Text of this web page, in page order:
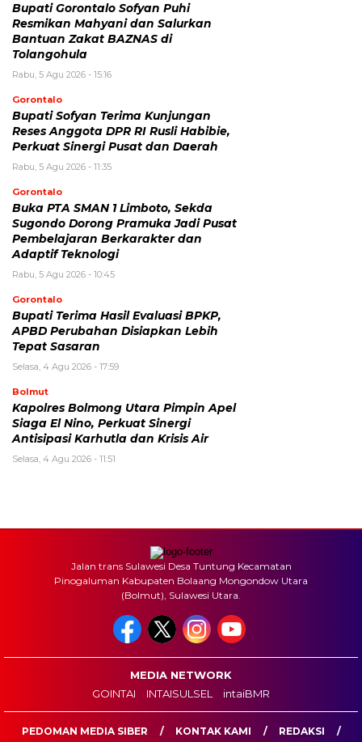
Bupati Gorontalo Sofyan Puhi
Resmikan Mahyani dan Salurkan
Bantuan Zakat BAZNAS di
Tolangohula
Rabu, 5 Agu 2026 - 15:16
Gorontalo
Bupati Sofyan Terima Kunjungan
Reses Anggota DPR RI Rusli Habibie,
Perkuat Sinergi Pusat dan Daerah
Rabu, 5 Agu 2026 - 11:35
Gorontalo
Buka PTA SMAN 1 Limboto, Sekda
Sugondo Dorong Pramuka Jadi Pusat
Pembelajaran Berkarakter dan
Adaptif Teknologi
Rabu, 5 Agu 2026 - 10:45
Gorontalo
Bupati Terima Hasil Evaluasi BPKP,
APBD Perubahan Disiapkan Lebih
Tepat Sasaran
Selasa, 4 Agu 2026 - 17:59
Bolmut
Kapolres Bolmong Utara Pimpin Apel
Siaga El Nino, Perkuat Sinergi
Antisipasi Karhutla dan Krisis Air
Selasa, 4 Agu 2026 - 11:51
Jalan trans Sulawesi Desa Tuntung Kecamatan
Pinogaluman Kabupaten Bolaang Mongondow Utara
(Bolmut), Sulawesi Utara.
MEDIA NETWORK
GOINTAI
INTAISULSEL intaiBMR
PEDOMAN MEDIA SIBER KONTAK KAMI REDAKSI